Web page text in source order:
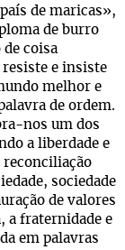
de maricas»,
de burro
coisa
e insiste
melhor e
de ordem.
nos um dos
a liberdade e
reconciliação
sociedade
de valores
a fraternidade e
em palavras